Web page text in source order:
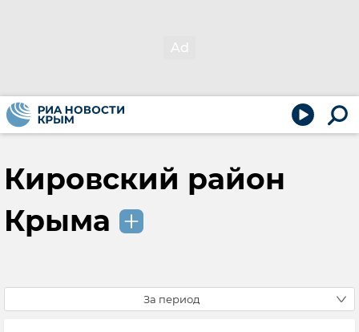
Кировский район
Крыма
За период